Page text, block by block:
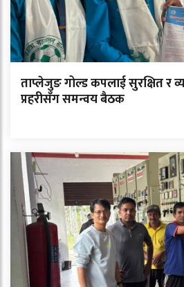
ताप्लेजुङ गोल्ड कपलाई सुरक्षित र
प्रहरीसँग समन्वय बैठक